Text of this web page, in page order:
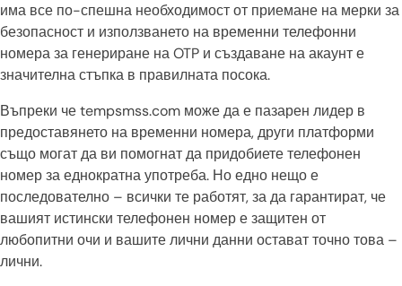
има все по-спешна необходимост от приемане на мерки за
безопасност и използването на временни телефонни
номера за генериране на OTP и създаване на акаунт е
значителна стъпка в правилната посока.
Въпреки че tempsmss.com може да е пазарен лидер в
предоставянето на временни номера, други платформи
също могат да ви помогнат да придобиете телефонен
номер за еднократна употреба. Но едно нещо е
последователно – всички те работят, за да гарантират, че
вашият истински телефонен номер е защитен от
любопитни очи и вашите лични данни остават точно това –
лични.